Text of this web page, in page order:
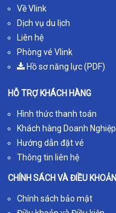
Về Vlink
Dịch vụ du lịch
Liên hệ
Phòng vé Vlink
Hồ sơ năng lực (PDF)
HỖ TRỢ KHÁCH HÀNG
Hình thức thanh toán
Khách hàng Doanh Nghiệp
Hướng dẫn đặt vé
Thông tin liên hệ
CHÍNH SÁCH VÀ ĐIỀU KHOẢN
Chính sách bảo mật